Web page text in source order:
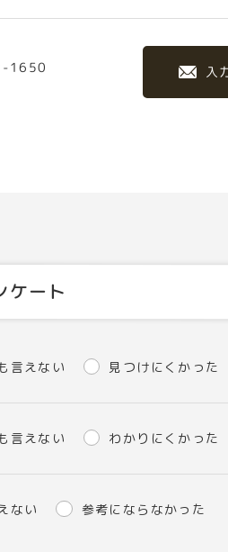
1650 入
ケート
言えない 見つけにくかった
言えない わかりにくかった
ない 参考にならなかった